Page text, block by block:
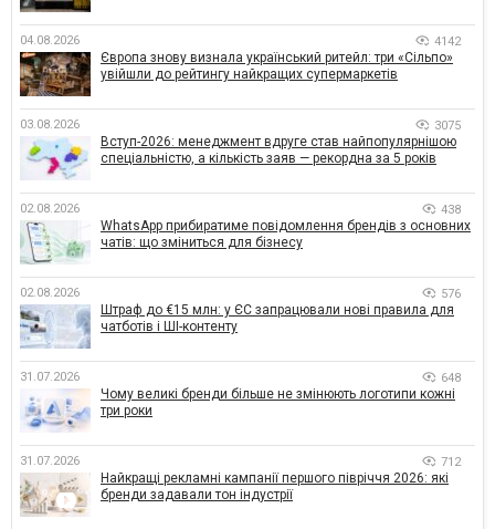
04.08.2026 4142
Європа знову визнала український ритейл: три «Сільпо»
увійшли до рейтингу найкращих супермаркетів
03.08.2026 3075
Вступ-2026: менеджмент вдруге став найпопулярнішою
спеціальністю, а кількість заяв — рекордна за 5 років
02.08.2026 438
WhatsApp прибиратиме повідомлення брендів з основних
чатів: що зміниться для бізнесу
02.08.2026 576
Штраф до €15 млн: у ЄС запрацювали нові правила для
чатботів і ШІ-контенту
31.07.2026 648
Чому великі бренди більше не змінюють логотипи кожні
три роки
31.07.2026 712
Найкращі рекламні кампанії першого півріччя 2026: які
бренди задавали тон індустрії